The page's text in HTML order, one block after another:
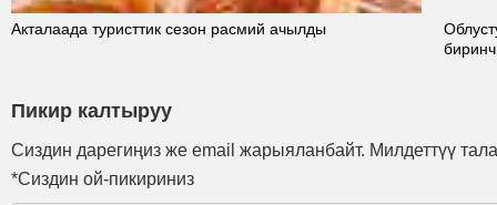
Акталаада туристтик сезон расмий ачылды
Пикир калтыруу
Сиздин дарегиңиз же email жарыяланбайт. Милдеттүү
*Сиздин ой-пикириниз